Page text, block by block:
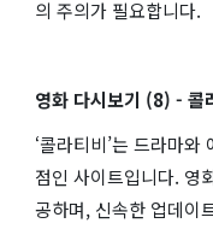
의 주의가 필요합니다​​.
영화 다시보기 (8) - 콜
‘콜라티비’는 드라마
점인 사이트입니다. 영
공하며, 신속한 업데이